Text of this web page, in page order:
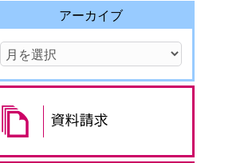
アーカイブ